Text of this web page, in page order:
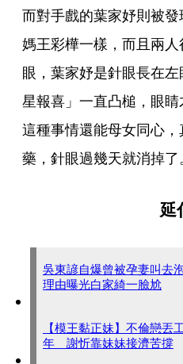
而對手戲的葉家妤則被
媽王彩樺一樣，而且兩
眼，葉家妤是針眼長在
星報喜」一直凸槌，眼
這種事情還能母女同心
藥，針眼過幾天就消掉了
延
吳東諺自爆曾被孕妻叫去
理由曝光白家綺一臉尬
【模王黏正妹】不倫戀丟
年 謝忻靠妹妹接濟苦撐